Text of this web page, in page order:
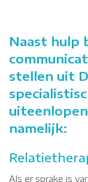
Naast hulp
stellen uit
namelijk:
Als er sprake is